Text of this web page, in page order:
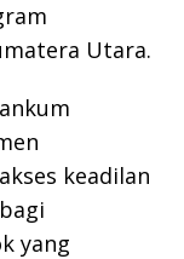
Utara.
keadilan
yang